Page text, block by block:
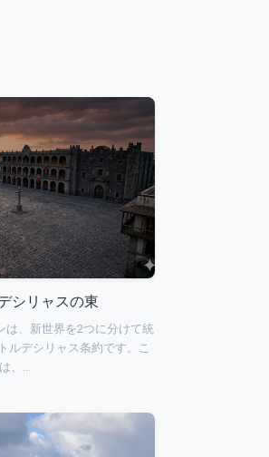
シリャスの東
は、新世界を2つに分けて統
ルデシリャス条約です。こ
、…